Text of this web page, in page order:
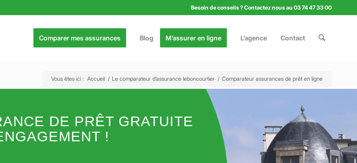
Besoin de conseils ? Contactez nous au 03 74 47 33 00
Comparer mes assurances Blog M’assurer en ligne L’agence Contact
Vous êtes ici : Accueil / Le comparateur d’assurance leboncourtier / Comparateur assurances de prêt en ligne
DE PRÊT GRATUITE
!